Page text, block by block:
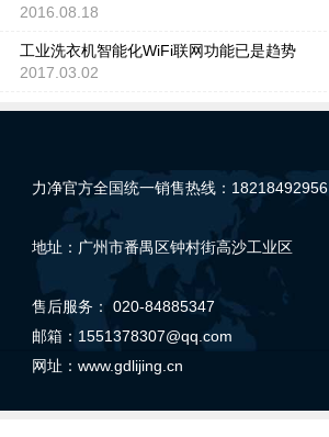
2016.08.18
工业洗衣机智能化WiFi联网功能已是趋势
2017.03.02
力净官方全国统一销售热线：18218492956
地址：广州市番禺区钟村街高沙工业区
售后服务： 020-84885347
邮箱：1551378307@qq.com
网址： www.gdlijing.cn